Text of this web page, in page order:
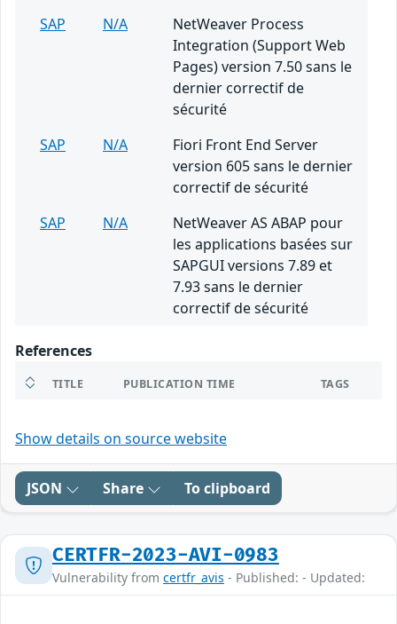
SAP
N/A
NetWeaver Process
Integration (Support Web
Pages) version 7.50 sans le
dernier correctif de
sécurité
SAP
N/A
Fiori Front End Server
version 605 sans le dernier
correctif de sécurité
SAP
N/A
NetWeaver AS ABAP pour
les applications basées sur
SAPGUI versions 7.89 et
7.93 sans le dernier
correctif de sécurité
References
TITLE PUBLICATION TIME TAGS
Show details on source website
JSON Share To clipboard
CERTFR-2023-AVI-0983
Vulnerability from certfr_avis - Published: - Updated: